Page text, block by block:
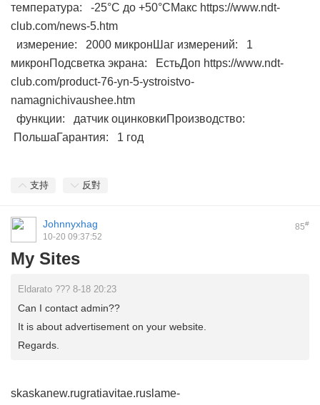
температура: -25°С до +50°СМакс https://www.ndt-
club.com/news-5.htm
измерение: 2000 микронШаг измерений: 1
микронПодсветка экрана: ЕстьДоп https://www.ndt-
club.com/product-76-yn-5-ystroistvo-
namagnichivaushee.htm
функции: датчик оцинковкиПроизводство:
ПольшаГарантия: 1 год
支持 反對
85#
Johnnyxhag
10-20 09:37:52
My Sites
Eldarato ??? 8-18 20:23
Can I contact admin??
It is about advertisement on your website.
Regards.
skaskanew.rugratiavitae.ruslame-